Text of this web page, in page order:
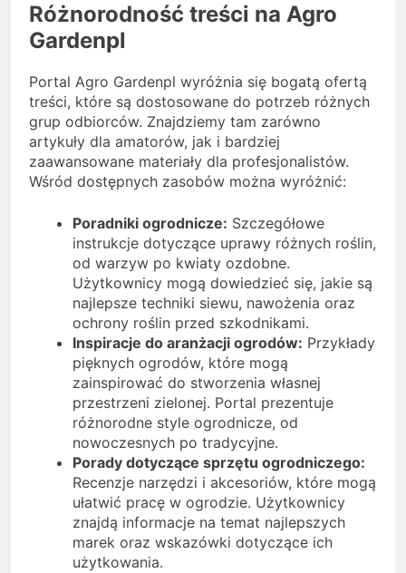
Różnorodność treści na Agro
Gardenpl
Portal Agro Gardenpl wyróżnia się bogatą ofertą
treści, które są dostosowane do potrzeb różnych
grup odbiorców. Znajdziemy tam zarówno
artykuły dla amatorów, jak i bardziej
zaawansowane materiały dla profesjonalistów.
Wśród dostępnych zasobów można wyróżnić:
Poradniki ogrodnicze: Szczegółowe
instrukcje dotyczące uprawy różnych roślin,
od warzyw po kwiaty ozdobne.
Użytkownicy mogą dowiedzieć się, jakie są
najlepsze techniki siewu, nawożenia oraz
ochrony roślin przed szkodnikami.
Inspiracje do aranżacji ogrodów: Przykłady
pięknych ogrodów, które mogą
zainspirować do stworzenia własnej
przestrzeni zielonej. Portal prezentuje
różnorodne style ogrodnicze, od
nowoczesnych po tradycyjne.
Porady dotyczące sprzętu ogrodniczego:
Recenzje narzędzi i akcesoriów, które mogą
ułatwić pracę w ogrodzie. Użytkownicy
znajdą informacje na temat najlepszych
marek oraz wskazówki dotyczące ich
użytkowania.